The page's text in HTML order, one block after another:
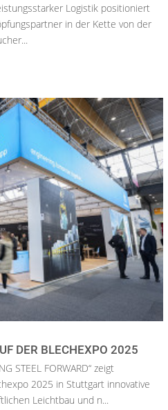
Logistik positioniert
in der Kette von der
DER BLECHEXPO 2025
STEEL FORWARD“ zeigt
2025 in Stuttgart innovative
Leichtbau und n...